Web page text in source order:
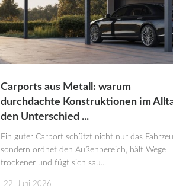
Carports aus Metall: warum
durchdachte Konstruktionen im
den Unterschied ...
Ein guter Carport schützt nicht nur das
sondern ordnet den Außenbereich, hält Wege
trockener und fügt sich sau...
22. Juni 2026